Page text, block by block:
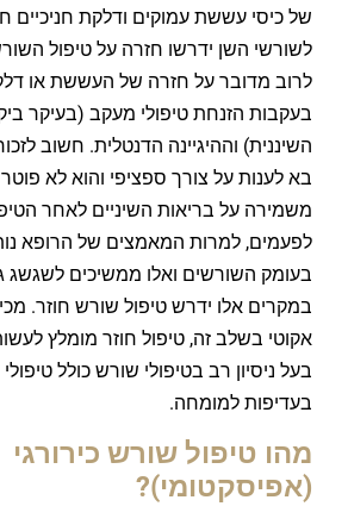
של כיסי עששת עמוקים ודלקת
לשורשי השן ידרשו חזרה על טיפול
לרוב מדובר על חזרה של העששת או
בעקבות הזנחת טיפולי מעקב (בעיקר
השיננית) וההיגיינה הדנטלית. חשוב
בא לענות על צורך ספציפי והוא לא
משמירה על בריאות השיניים לאחר
לפעמים, למרות המאמצים של הרופא
בעומק השורשים ואלו ממשיכים לשגשג
במקרים אלו ידרש טיפול שורש חוזר.
אקוטי בשלב זה, טיפול חוזר מומלץ
בעל ניסיון רב בטיפולי שורש כולל
בעדיפות למומחה.
מהו טיפול שורש כירורגי
(אפיסקטומי)?